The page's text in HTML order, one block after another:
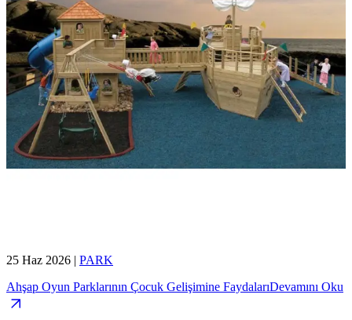
25 Haz 2026 | PARK
Ahşap Oyun Parklarının Çocuk Gelişimine FaydalarıDevamını Oku